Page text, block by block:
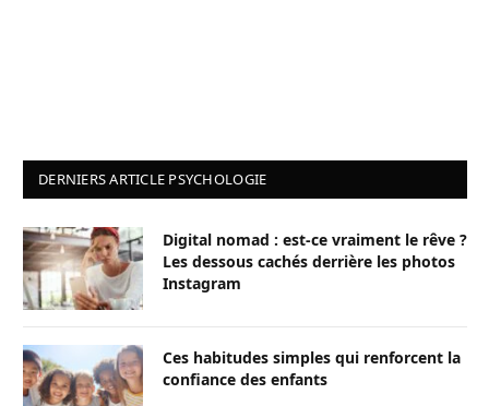
DERNIERS ARTICLE PSYCHOLOGIE
Digital nomad : est-ce vraiment le rêve ?
Les dessous cachés derrière les photos
Instagram
Ces habitudes simples qui renforcent la
confiance des enfants